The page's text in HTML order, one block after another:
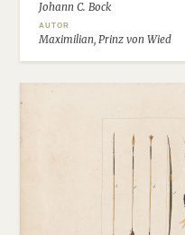
Johann C. Bock
AUTOR
Maximilian, Prinz von Wied